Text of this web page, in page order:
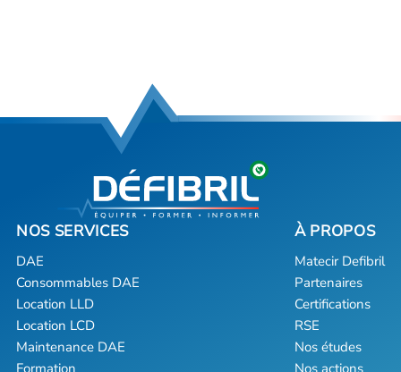
DAE
Consommables DAE
Location LLD
Location LCD
Maintenance DAE
Formation
Matecir Defibril
Partenaires
Certifications
RSE
Nos études
Nos actions